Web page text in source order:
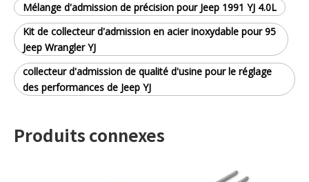
Mélange d'admission de précision pour Jeep 1991 YJ 4.0L
Kit de collecteur d'admission en acier inoxydable pour 95
Jeep Wrangler YJ
collecteur d'admission de qualité d'usine pour le réglage
des performances de Jeep YJ
Produits connexes